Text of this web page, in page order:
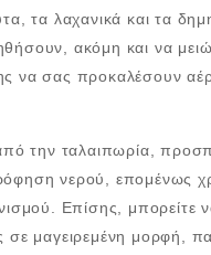
τα λαχανικά και τα
ακόμη και να
να σας προκαλέσουν
την ταλαιπωρία,
νερού, επομένως
Επίσης, μπορείτε
σε μαγειρεμένη μορφή,